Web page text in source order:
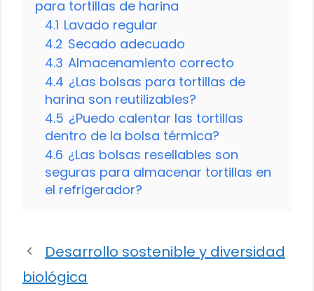
para tortillas de harina
4.1 Lavado regular
4.2 Secado adecuado
4.3 Almacenamiento correcto
4.4 ¿Las bolsas para tortillas de
harina son reutilizables?
4.5 ¿Puedo calentar las tortillas
dentro de la bolsa térmica?
4.6 ¿Las bolsas resellables son
seguras para almacenar tortillas en
el refrigerador?
Desarrollo sostenible y diversidad
biológica